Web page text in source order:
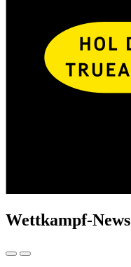
Wettkampf-News